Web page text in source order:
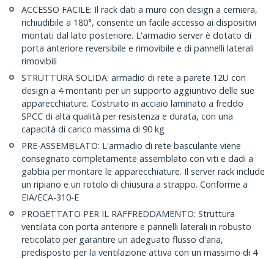
ACCESSO FACILE: Il rack dati a muro con design a cerniera,
richiudibile a 180°, consente un facile accesso ai dispositivi
montati dal lato posteriore. L'armadio server è dotato di
porta anteriore reversibile e rimovibile e di pannelli laterali
rimovibili
STRUTTURA SOLIDA: armadio di rete a parete 12U con
design a 4 montanti per un supporto aggiuntivo delle sue
apparecchiature. Costruito in acciaio laminato a freddo
SPCC di alta qualità per resistenza e durata, con una
capacità di carico massima di 90 kg
PRE-ASSEMBLATO: L'armadio di rete basculante viene
consegnato completamente assemblato con viti e dadi a
gabbia per montare le apparecchiature. Il server rack include
un ripiano e un rotolo di chiusura a strappo. Conforme a
EIA/ECA-310-E
PROGETTATO PER IL RAFFREDDAMENTO: Struttura
ventilata con porta anteriore e pannelli laterali in robusto
reticolato per garantire un adeguato flusso d'aria,
predisposto per la ventilazione attiva con un massimo di 4